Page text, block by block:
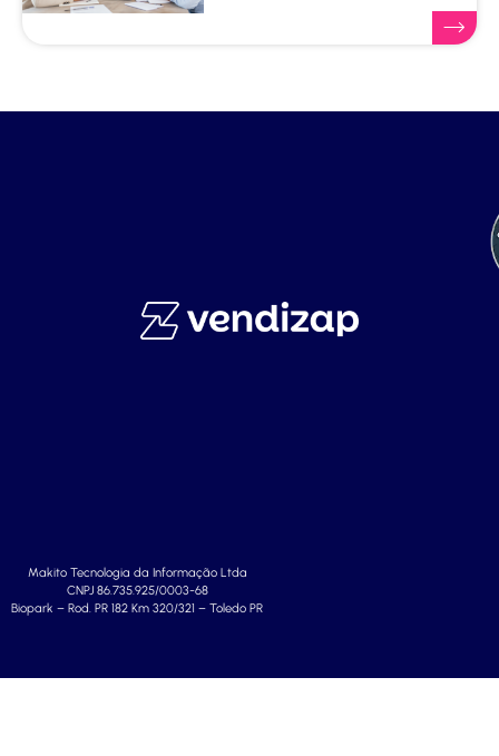
Makito Tecnologia da Informação Ltda
CNPJ 86.735.925/0003-68
Biopark – Rod. PR 182 Km 320/321 – Toledo PR